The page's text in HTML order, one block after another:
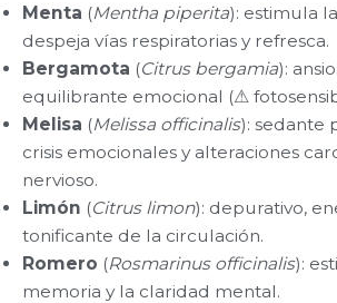
Menta (Mentha piperita): estimula
despeja vías respiratorias y refresca.
Bergamota (Citrus bergamia):
equilibrante emocional (⚠
Melisa (Melissa officinalis): sedante
crisis emocionales y alteraciones
nervioso.
Limón (Citrus limon): depurativo,
tonificante de la circulación.
Romero (Rosmarinus officinalis):
memoria y la claridad mental.